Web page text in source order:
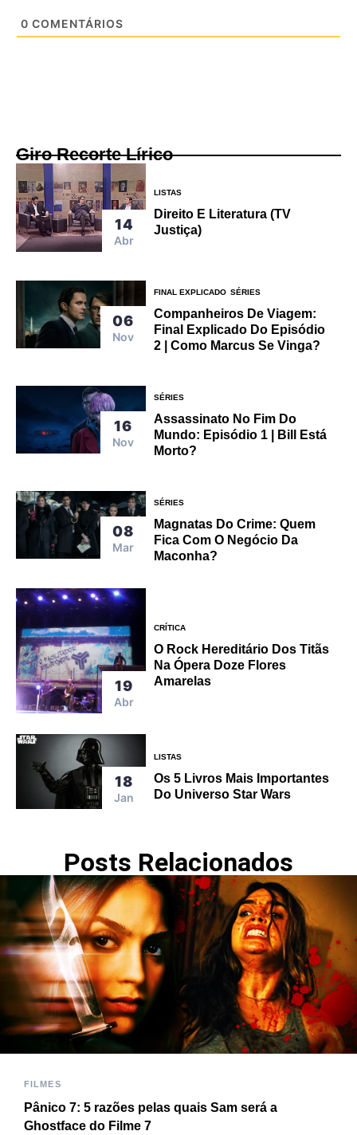
0 COMENTÁRIOS
Giro Recorte Lírico
14
Abr
LISTAS
Direito E Literatura (TV
Justiça)
06
Nov
FINAL EXPLICADO SÉRIES
Companheiros De Viagem:
Final Explicado Do Episódio
2 | Como Marcus Se Vinga?
16
Nov
SÉRIES
Assassinato No Fim Do
Mundo: Episódio 1 | Bill Está
Morto?
08
Mar
SÉRIES
Magnatas Do Crime: Quem
Fica Com O Negócio Da
Maconha?
19
Abr
CRÍTICA
O Rock Hereditário Dos Titãs
Na Ópera Doze Flores
Amarelas
18
Jan
LISTAS
Os 5 Livros Mais Importantes
Do Universo Star Wars
Posts Relacionados
FILMES
Pânico 7: 5 razões pelas quais Sam será a
Ghostface do Filme 7